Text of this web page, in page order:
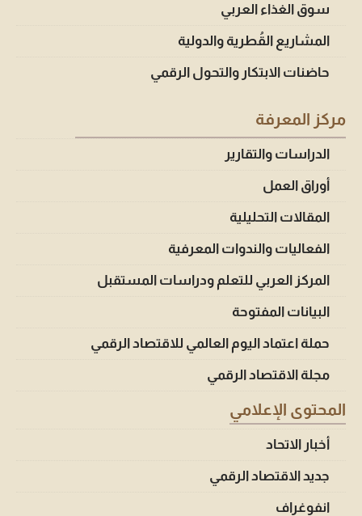
سوق الغذاء العربي
المشاريع القُطرية والدولية
حاضنات الابتكار والتحول الرقمي
مركز المعرفة
الدراسات والتقارير
أوراق العمل
المقالات التحليلية
الفعاليات والندوات المعرفية
المركز العربي للتعلم ودراسات المستقبل
البيانات المفتوحة
حملة اعتماد اليوم العالمي للاقتصاد الرقمي
مجلة الاقتصاد الرقمي
المحتوى الإعلامي
أخبار الاتحاد
جديد الاقتصاد الرقمي
انفوغراف